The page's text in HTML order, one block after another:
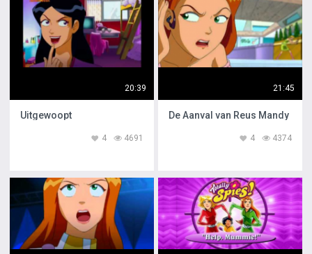
20:39
Uitgewoopt
4691
4
21:45
De Aanval van Reus Mandy
4374
4